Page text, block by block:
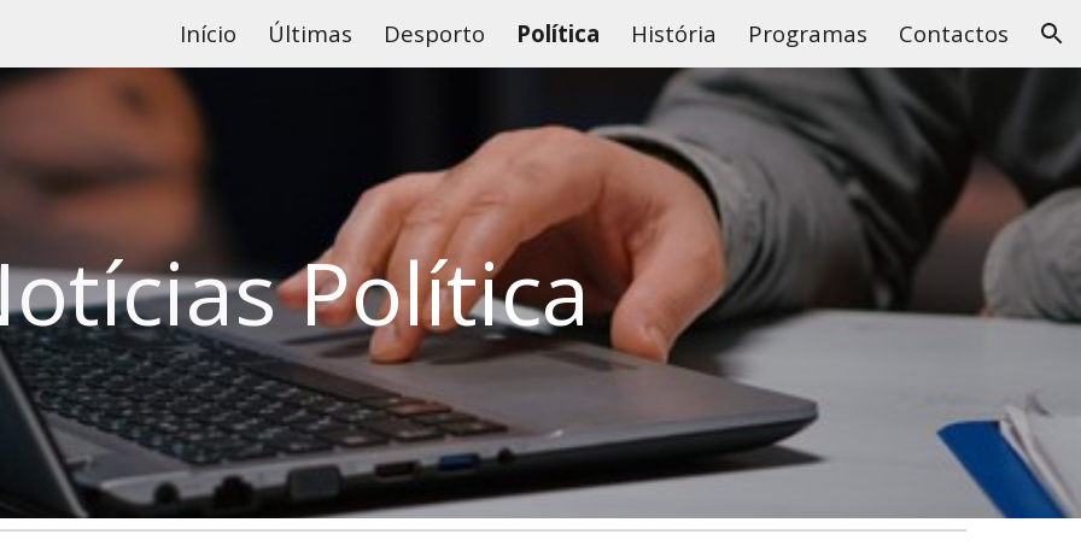
Skip to navigation
Início Últimas Desporto Política História Programas Contactos
Política